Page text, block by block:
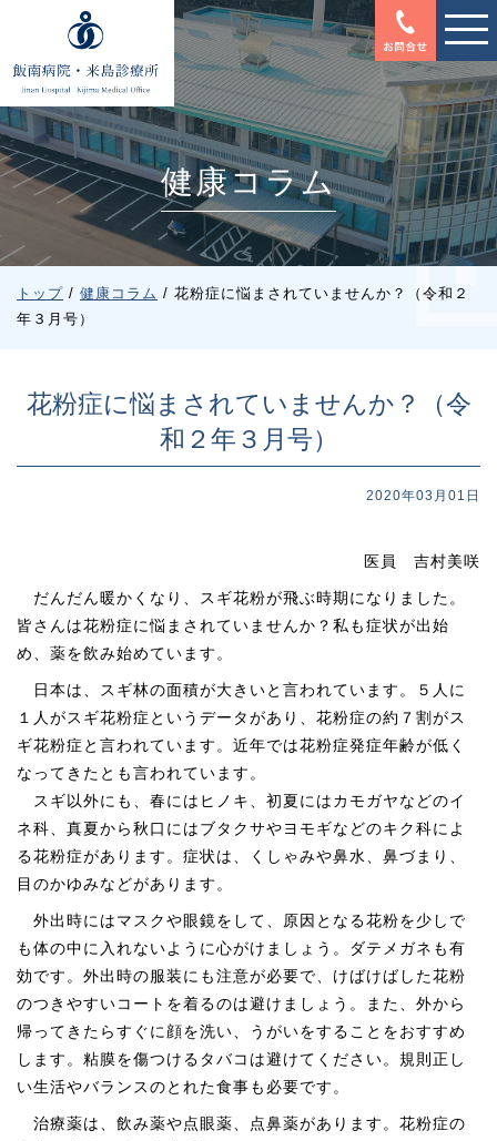
このページの本文へ
健康コラム
現
在
置：
トップ / 健康コラム / 花粉症に悩まされていませんか？（令和２
年３月号）
花粉症に悩まされていませんか？（令
和２年３月号）
2020年03月01日
医員 吉村美咲
だんだん暖かくなり、スギ花粉が飛ぶ時期になりました。
皆さんは花粉症に悩まされていませんか？私も症状が出始
め、薬を飲み始めています。
日本は、スギ林の面積が大きいと言われています。５人に
１人がスギ花粉症というデータがあり、花粉症の約７割がス
ギ花粉症と言われています。近年では花粉症発症年齢が低く
なってきたとも言われています。
スギ以外にも、春にはヒノキ、初夏にはカモガヤなどのイ
ネ科、真夏から秋口にはブタクサやヨモギなどのキク科によ
る花粉症があります。症状は、くしゃみや鼻水、鼻づまり、
目のかゆみなどがあります。
外出時にはマスクや眼鏡をして、原因となる花粉を少しで
も体の中に入れないように心がけましょう。ダテメガネも有
効です。外出時の服装にも注意が必要で、けばけばした花粉
のつきやすいコートを着るのは避けましょう。また、外から
帰ってきたらすぐに顔を洗い、うがいをすることをおすすめ
します。粘膜を傷つけるタバコは避けてください。規則正し
い生活やバランスのとれた食事も必要です。
治療薬は、飲み薬や点眼薬、点鼻薬があります。花粉症の